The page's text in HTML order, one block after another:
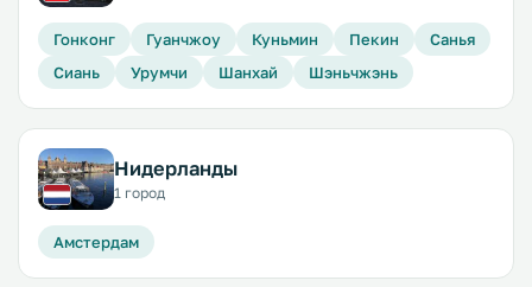
Гонконг Гуанчжоу Куньмин Пекин
Санья
Сиань
Урумчи Шанхай Шэньчжэнь
Нидерланды
1 город
Амстердам